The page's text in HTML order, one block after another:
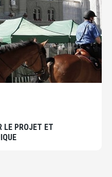
LE PROJET ET